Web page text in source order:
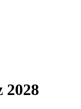
2028